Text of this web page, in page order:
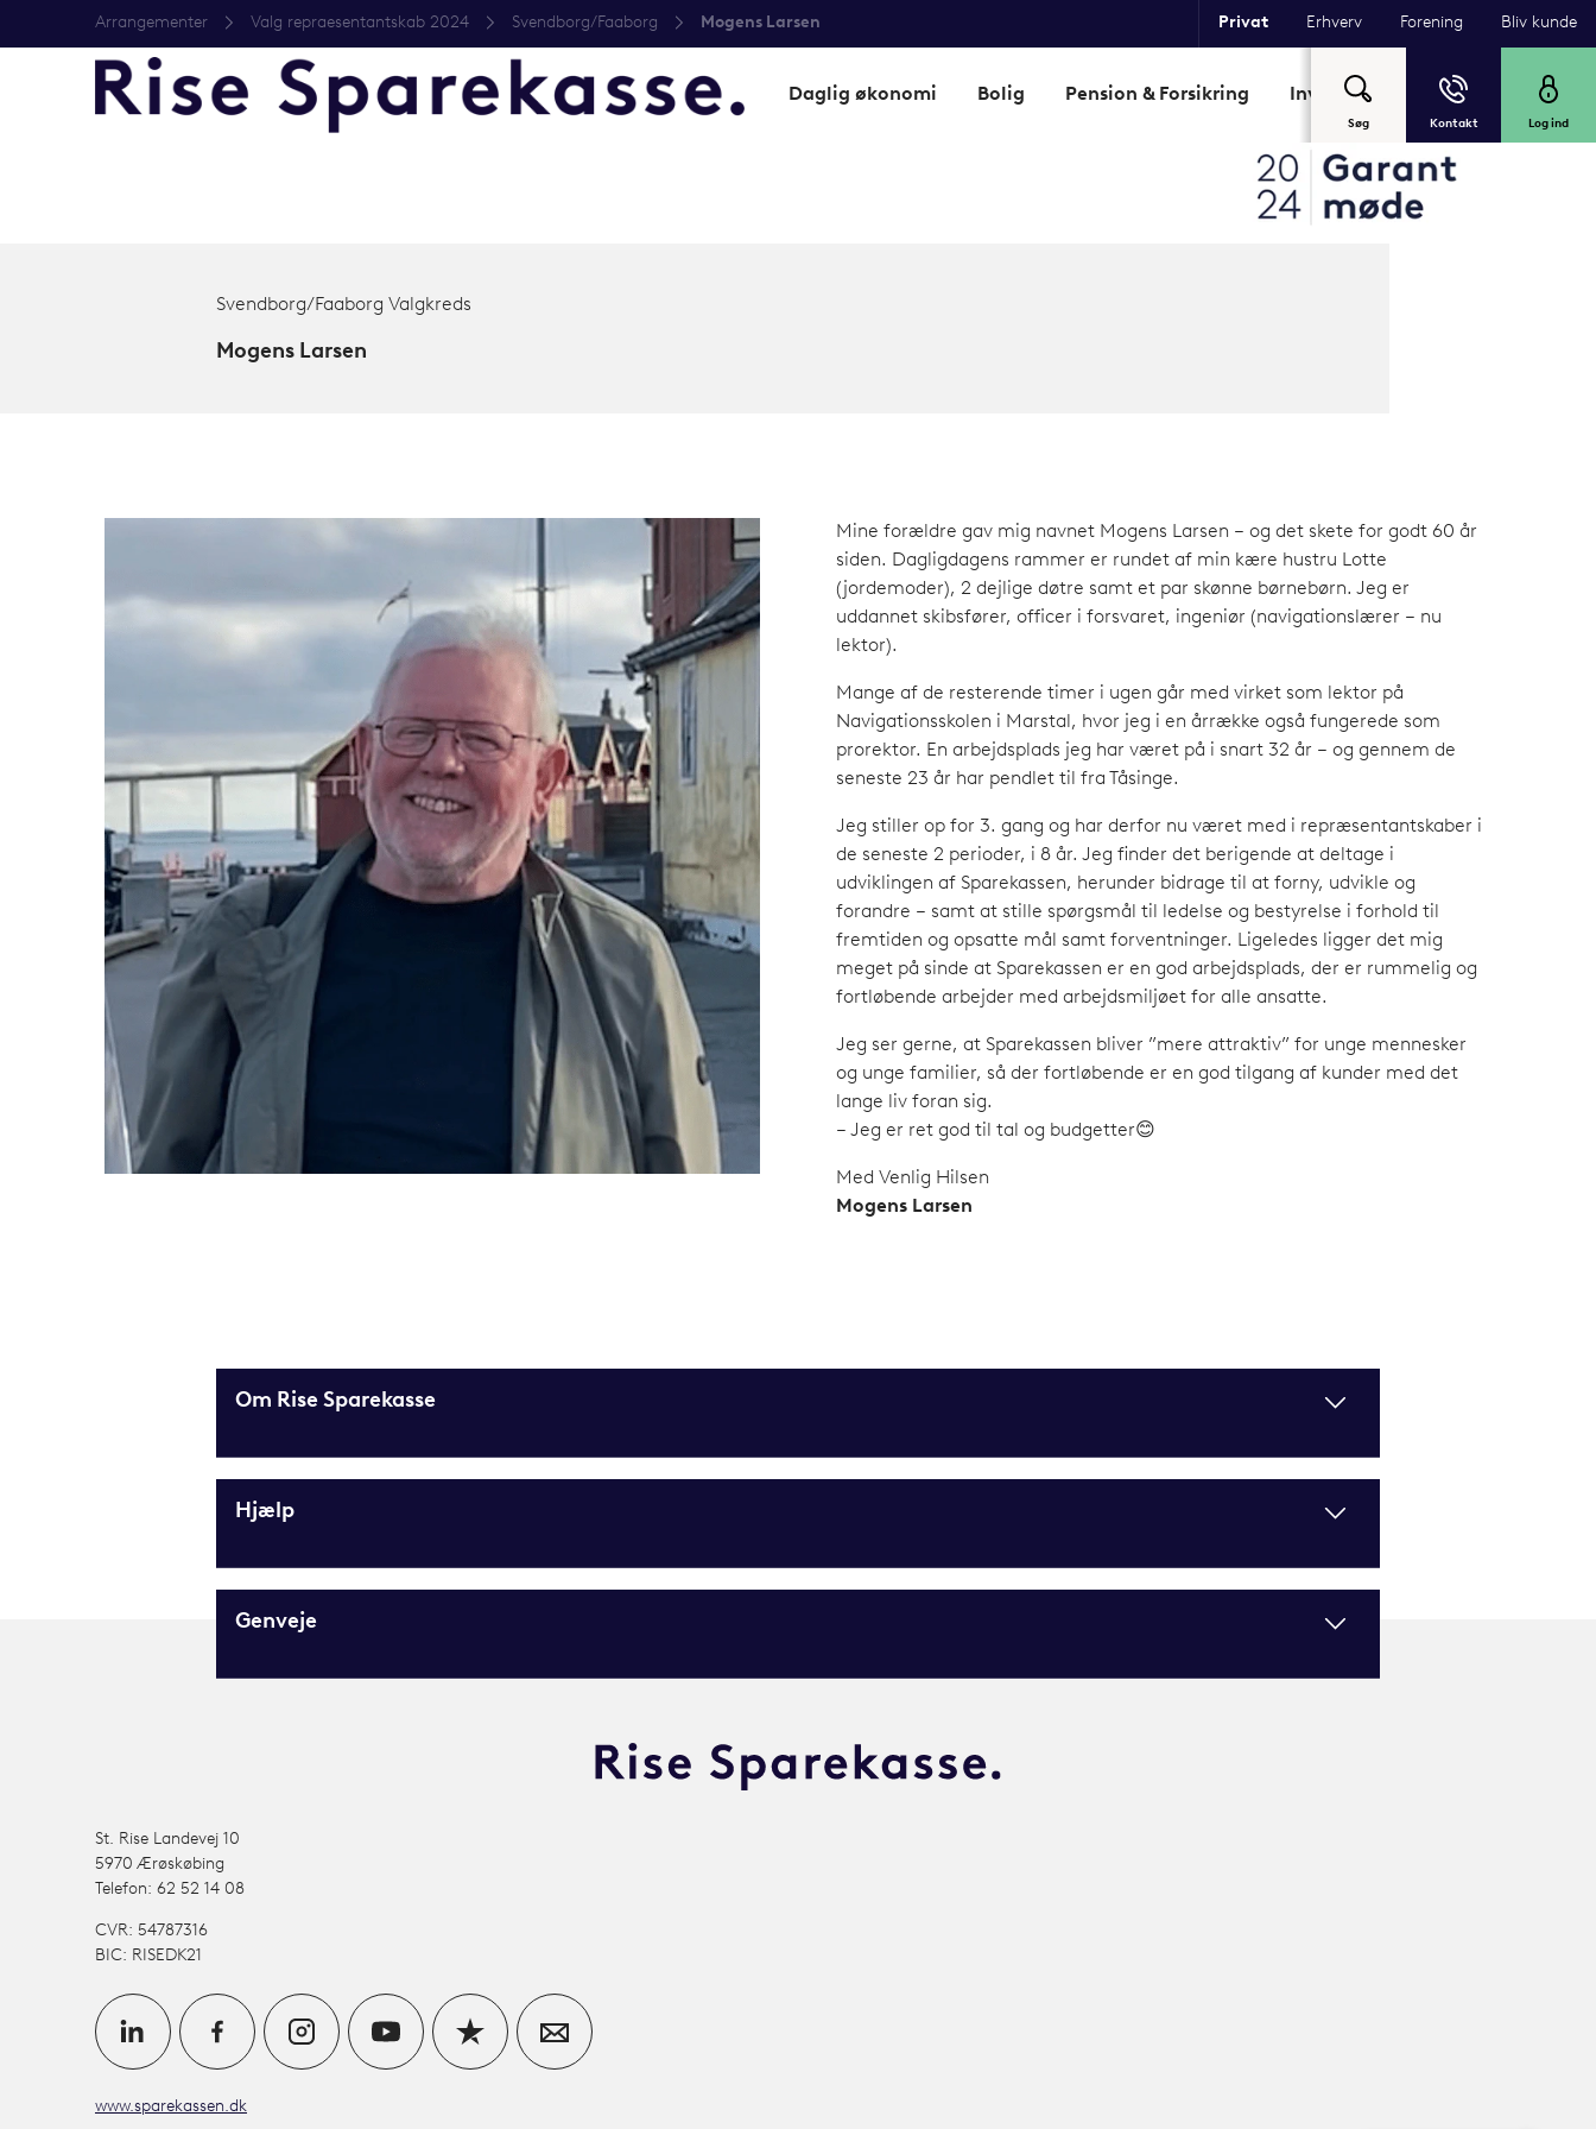
Arrangementer Valg repraesentantskab 2024 Svendborg/Faaborg Mogens Larsen Privat Erhverv Forening Bliv kunde
Daglig økonomi Bolig Pension & Forsikring Investering Garant Om
Søg Kontakt Log ind
Svendborg/Faaborg Valgkreds
Mogens Larsen
Mine forældre gav mig navnet Mogens Larsen – og det skete for godt 60 år
siden. Dagligdagens rammer er rundet af min kære hustru Lotte
(jordemoder), 2 dejlige døtre samt et par skønne børnebørn. Jeg er
uddannet skibsfører, officer i forsvaret, ingeniør (navigationslærer – nu
lektor).
Mange af de resterende timer i ugen går med virket som lektor på
Navigationsskolen i Marstal, hvor jeg i en årrække også fungerede som
prorektor. En arbejdsplads jeg har været på i snart 32 år – og gennem de
seneste 23 år har pendlet til fra Tåsinge.
Jeg stiller op for 3. gang og har derfor nu været med i repræsentantskaber i
de seneste 2 perioder, i 8 år. Jeg finder det berigende at deltage i
udviklingen af Sparekassen, herunder bidrage til at forny, udvikle og
forandre – samt at stille spørgsmål til ledelse og bestyrelse i forhold til
fremtiden og opsatte mål samt forventninger. Ligeledes ligger det mig
meget på sinde at Sparekassen er en god arbejdsplads, der er rummelig og
fortløbende arbejder med arbejdsmiljøet for alle ansatte.
Jeg ser gerne, at Sparekassen bliver ”mere attraktiv” for unge mennesker
og unge familier, så der fortløbende er en god tilgang af kunder med det
lange liv foran sig.
– Jeg er ret god til tal og budgetter😊
Med Venlig Hilsen
Mogens Larsen
Om Rise Sparekasse
Hjælp
Genveje
St. Rise Landevej 10
5970 Ærøskøbing
Telefon: 62 52 14 08
CVR: 54787316
BIC: RISEDK21
www.sparekassen.dk